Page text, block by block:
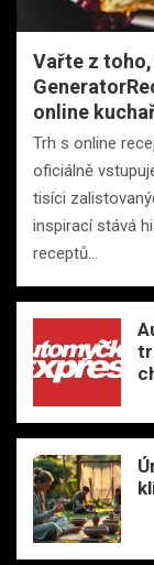
Vařte z
online
Trh s online
oficiálně
tisíci
inspirací stává
receptů…